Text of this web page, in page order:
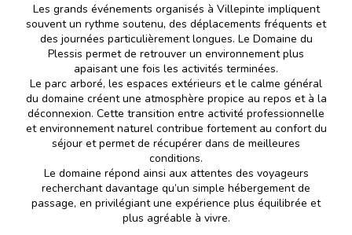
Les grands événements organisés à Villepinte impliquent
souvent un rythme soutenu, des déplacements fréquents et
des journées particulièrement longues. Le Domaine du
Plessis permet de retrouver un environnement plus
apaisant une fois les activités terminées.
Le parc arboré, les espaces extérieurs et le calme général
du domaine créent une atmosphère propice au repos et à la
déconnexion. Cette transition entre activité professionnelle
et environnement naturel contribue fortement au confort du
séjour et permet de récupérer dans de meilleures
conditions.
Le domaine répond ainsi aux attentes des voyageurs
recherchant davantage qu’un simple hébergement de
passage, en privilégiant une expérience plus équilibrée et
plus agréable à vivre.